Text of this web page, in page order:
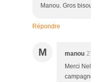
Manou. Gros
Répondre
M manou
Merci